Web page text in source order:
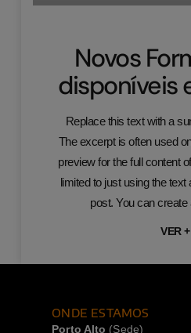
Novos
disponíveis
Replace this text with a
The excerpt is often used
preview for the full content
limited to just using the text
post. You can
VER +
ONDE ESTAMOS
Porto Alto (Sede)